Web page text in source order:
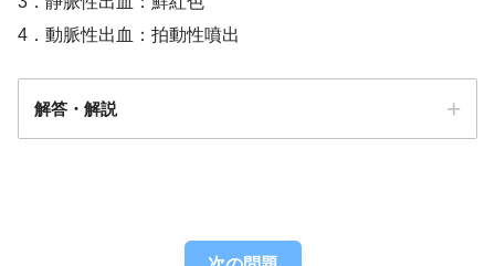
4．動脈性出血：拍動性噴出
解答・解説